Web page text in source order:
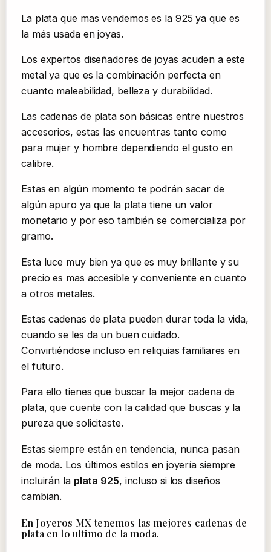
La plata que mas vendemos es la 925 ya que es
la más usada en joyas.
Los expertos diseñadores de joyas acuden a este
metal ya que es la combinación perfecta en
cuanto maleabilidad, belleza y durabilidad.
Las cadenas de plata son básicas entre nuestros
accesorios, estas las encuentras tanto como
para mujer y hombre dependiendo el gusto en
calibre.
Estas en algún momento te podrán sacar de
algún apuro ya que la plata tiene un valor
monetario y por eso también se comercializa por
gramo.
Esta luce muy bien ya que es muy brillante y su
precio es mas accesible y conveniente en cuanto
a otros metales.
Estas cadenas de plata pueden durar toda la vida,
cuando se les da un buen cuidado.
Convirtiéndose incluso en reliquias familiares en
el futuro.
Para ello tienes que buscar la mejor cadena de
plata, que cuente con la calidad que buscas y la
pureza que solicitaste.
Estas siempre están en tendencia, nunca pasan
de moda. Los últimos estilos en joyería siempre
incluirán la plata 925, incluso si los diseños
cambian.
En Joyeros MX tenemos las mejores cadenas de
plata en lo ultimo de la moda.